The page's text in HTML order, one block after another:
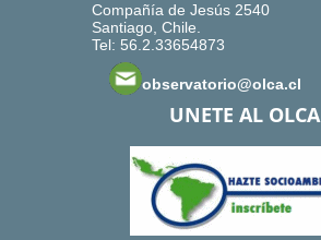
Compañía de Jesús 2540
Santiago, Chile.
Tel: 56.2.33654873
observatorio@olca.cl
UNETE AL OLCA